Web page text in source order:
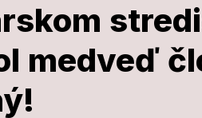
medveď